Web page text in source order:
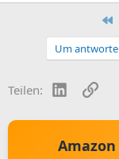
Um
Teilen: LinkedInLink